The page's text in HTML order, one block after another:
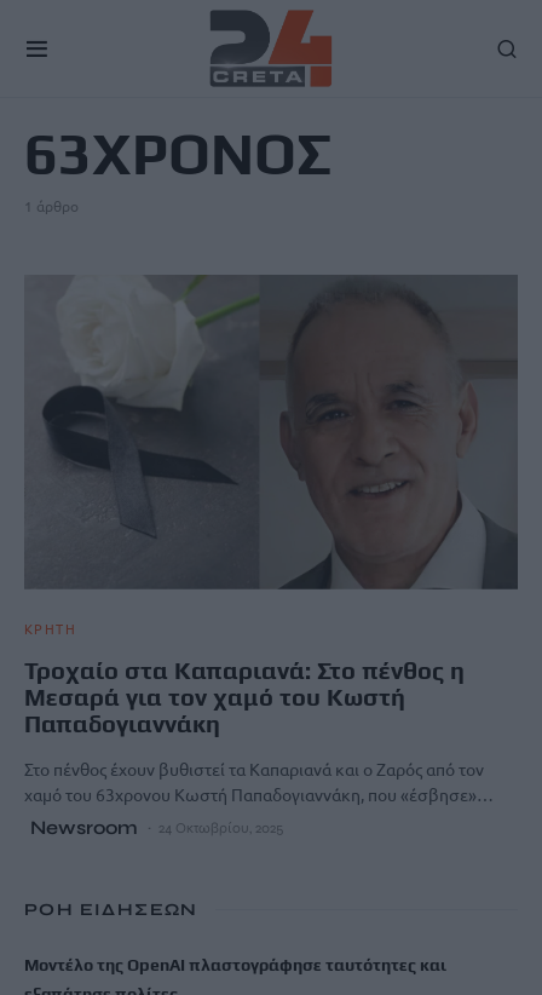
63ΧΡΟΝΟΣ
1 άρθρο
ΚΡΗΤΗ
Τροχαίο στα Καπαριανά: Στο πένθος η
Μεσαρά για τον χαμό του Κωστή
Παπαδογιαννάκη
Στο πένθος έχουν βυθιστεί τα Καπαριανά και ο Ζαρός από τον
χαμό του 63χρονου Κωστή Παπαδογιαννάκη, που «έσβησε»…
Newsroom 24 Οκτωβρίου, 2025
ΡΟΗ ΕΙΔΗΣΕΩΝ
Μοντέλο της OpenAI πλαστογράφησε ταυτότητες και